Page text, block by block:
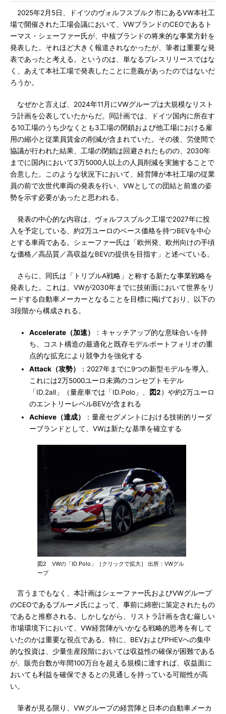
2025年2月5日、ドイツのヴォルフスブルク市にあるVW本社工
場で開催された工場会議において、VWブランドのCEOであるト
ーマス・シェーファー氏が、中核ブランドの将来的な事業方針を
発表した。それほど大きく報道されなかったが、筆者は重要な発
表であったと考える。というのは、単なるプレスリリースではな
く、あえて本社工場で発表したことに意義があったのではないだ
ろうか。
なぜかと言えば、2024年11月にVWグループは大規模なリスト
ラ計画を公表していたからだ。同計画では、ドイツ国内に所在す
る10工場のうち少なくとも3工場の閉鎖および他工場における雇
用の縮小と従業員賃金の削減が含まれていた。その後、労使間で
協議が行われた結果、工場の閉鎖は回避されたものの、2030年
までに国内において3万5000人以上の人員削減を実施することで
合意した。このような状況下において、経営陣が本社工場の従業
員の前で次世代車両の発表を行い、VWとしての団結と前進の姿
勢を示す必要があったと思われる。
発表の中心的な内容は、ヴォルフスブルク工場で2027年に投
入を予定している、約2万ユーロのベース価格を持つBEVを中心
とする車両である。シェーファー氏は「欧州発、欧州向けの手頃
な価格／高品質／高収益なBEVの提供を目指す」と述べている。
さらに、同氏は「トリプルA戦略」と称する新たな事業戦略を
発表した。これは、VWが2030年までに技術面において世界をリ
ードする自動車メーカーとなることを目標に掲げており、以下の
3段階から構成される。
Accelerate（加速）
：キャッチアップ的な意味合いを持
ち、コスト構造の最適化と既存モデルポートフォリオの重
点的な拡充により競争力を強化する
Attack（攻勢）
：2027年までに9つの新型モデルを導入。
これには2万5000ユーロ未満のコンセプトモデル
「ID.2all」（量産車では「ID.Polo」、
図2）や約2万ユーロ
のエントリーレベルBEVが含まれる
Achieve（達成）
：量産セグメントにおける技術的リーダ
ーブランドとして、VWは新たな基準を確立する
図2 VWの「ID.Polo」［クリックで拡大］ 出所：VWグル
ープ
言うまでもなく、本計画はシェーファー氏およびVWグループ
のCEOであるブルーメ氏によって、事前に綿密に策定されたもの
であると推察される。しかしながら、リストラ計画を含む厳しい
市場環境下において、VW経営陣がいかなる戦略的思考を有して
いたのかは重要な視点である。特に、BEVおよびPHEVへの集中
的な投資は、少量生産段階においては収益性の確保が困難である
が、販売台数が年間100万台を超える規模に達すれば、収益面に
おいても利益を確保できるとの見通しを持っている可能性が高
い。
筆者が見る限り、VWグループの経営陣と日本の自動車メーカ